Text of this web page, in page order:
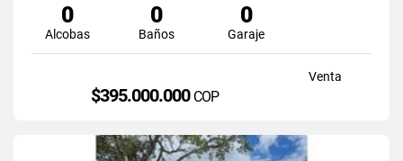
0
Alcobas
0
Baños
0
Garaje
Venta
$395.000.000 COP